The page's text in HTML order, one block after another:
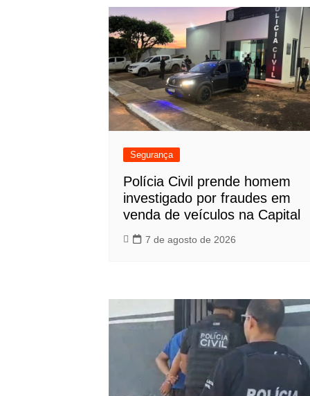
Post
Segurança
Polícia Civil prende homem
investigado por fraudes em
venda de veículos na Capital
7 de agosto de 2026